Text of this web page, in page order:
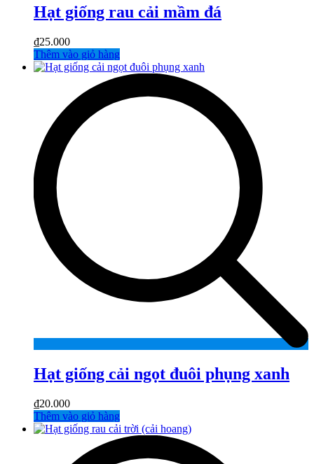
Hạt giống rau cải mầm đá
₫25.000
Thêm vào giỏ hàng
Hạt giống cải ngọt đuôi phụng xanh
₫20.000
Thêm vào giỏ hàng